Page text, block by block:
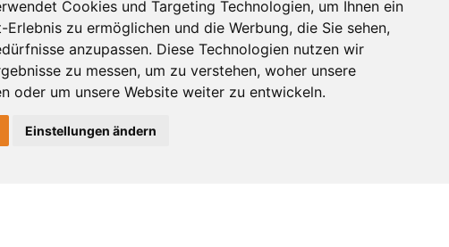
Cookies und Targeting Technologien, um Ihnen ein
Erlebnis zu ermöglichen und die Werbung, die Sie sehen,
anzupassen. Diese Technologien nutzen wir
zu messen, um zu verstehen, woher unsere
oder um unsere Website weiter zu entwickeln.
Einstellungen ändern
Tags
Jugendzentrum